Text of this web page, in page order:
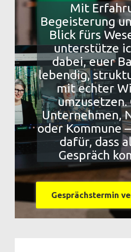
Mit
Begeisterung
Blick fürs
unterstütze
dabei, euer
lebendig,
mit echter
umzusetzen.
Unternehmen,
oder Kommune
dafür, dass
Gespräch
Gesprächstermin